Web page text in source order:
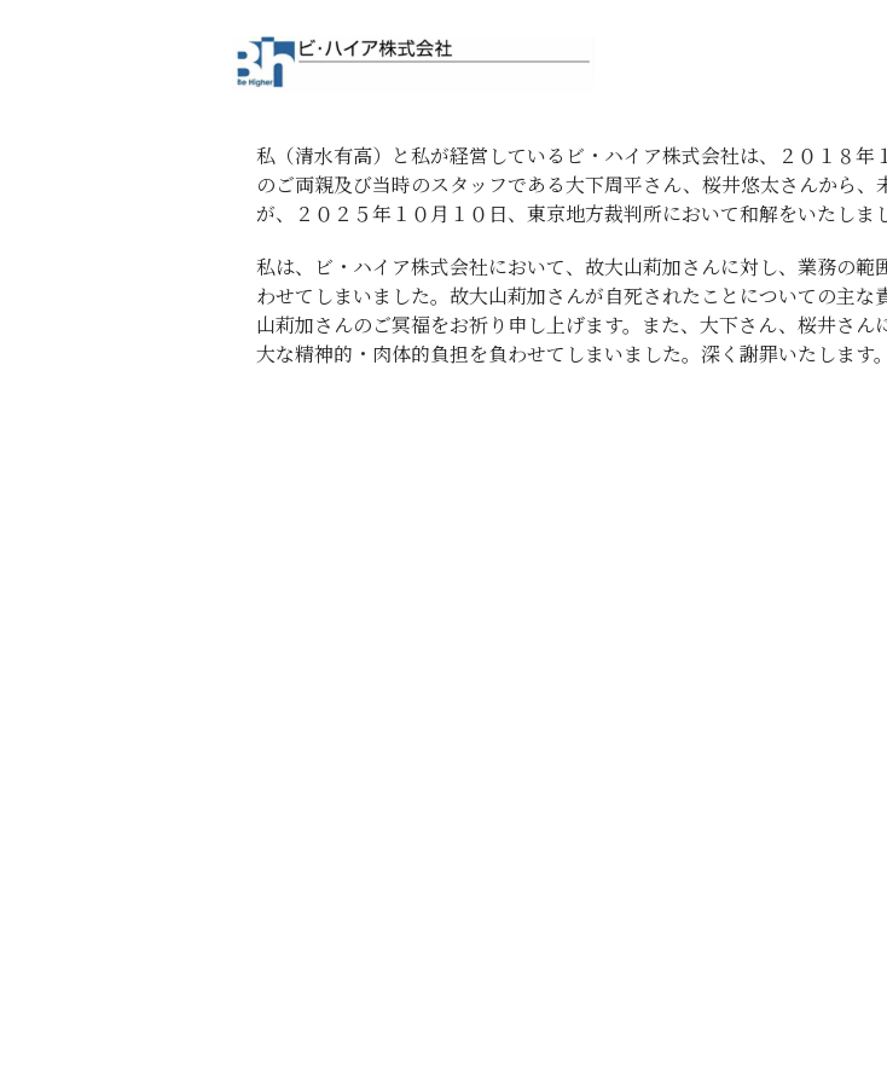
私（清水有高）と私が経営しているビ・ハイア株式会社は、２０１８
のご両親及び当時のスタッフである大下周平さん、桜井悠太さんから
が、２０２５年１０月１０日、東京地方裁判所において和解をいたしま
私は、ビ・ハイア株式会社において、故大山莉加さんに対し、業務の
わせてしまいました。故大山莉加さんが自死されたことについての主
山莉加さんのご冥福をお祈り申し上げます。また、大下さん、桜井さ
大な精神的・肉体的負担を負わせてしまいました。深く謝罪いたします。